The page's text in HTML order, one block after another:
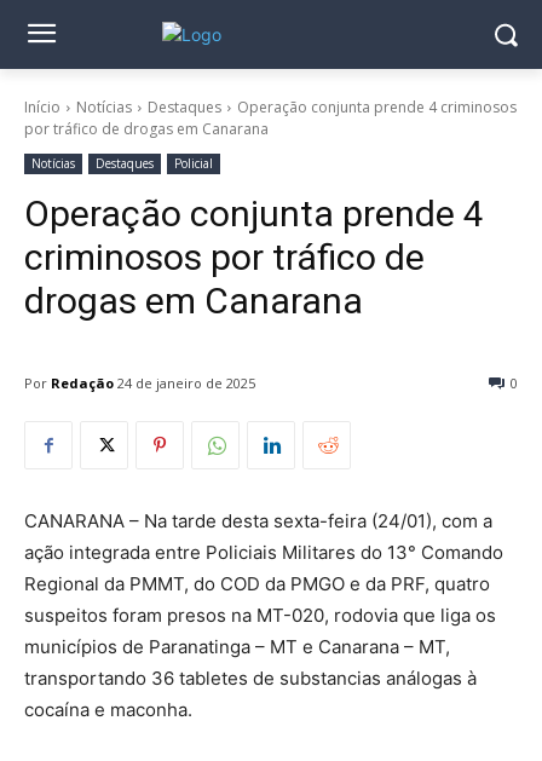
Início Notícias Destaques
Operação conjunta prende 4 criminosos
por tráfico de drogas em Canarana
Notícias Destaques Policial
Operação conjunta prende 4
criminosos por tráfico de
drogas em Canarana
Por Redação 0
24 de janeiro de 2025
CANARANA – Na tarde desta sexta-feira (24/01), com a
ação integrada entre Policiais Militares do 13° Comando
Regional da PMMT, do COD da PMGO e da PRF, quatro
suspeitos foram presos na MT-020, rodovia que liga os
municípios de Paranatinga – MT e Canarana – MT,
transportando 36 tabletes de substancias análogas à
cocaína e maconha.